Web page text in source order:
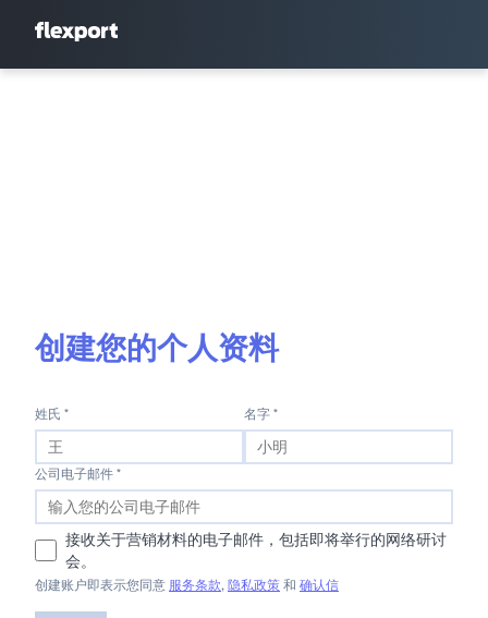
创建您的个人资料
姓氏 * 名字 *
公司电子邮件 *
接收关于营销材料的电子邮件，包括即将举行的网络研讨
会。
创建账户即表示您同意 服务条款, 隐私政策 和 确认信